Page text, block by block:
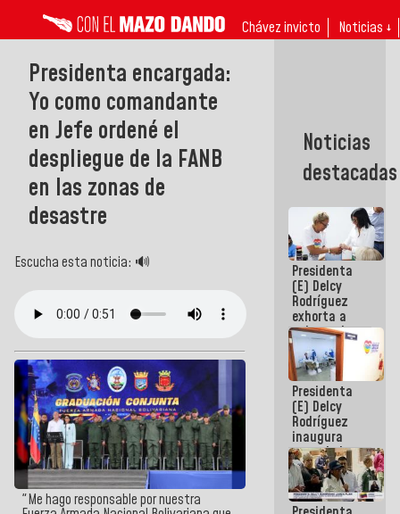
Chávez invicto Noticias ↓
Presidenta encargada:
Yo como comandante
en Jefe ordené el
despliegue de la FANB
en las zonas de
desastre
Escucha esta noticia: 🔊
"Me hago responsable por nuestra
Noticias
destacadas
Presidenta
(E) Delcy
Rodríguez
exhorta a
gobernadores
y alcaldes a
edificar
casas para
abuelos
Presidenta
(E) Delcy
Rodríguez
inaugura
casa de los
Abuelos
Primavera
en Caracas